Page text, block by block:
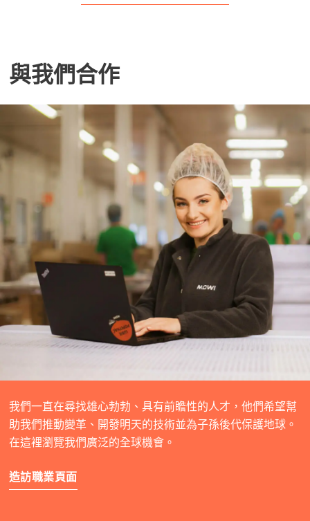
與我們合作
我們一直在尋找雄心勃勃、具有前瞻性的人才，他們希望幫
助我們推動變革、開發明天的技術並為子孫後代保護地球。
在這裡瀏覽我們廣泛的全球機會。
造訪職業頁面